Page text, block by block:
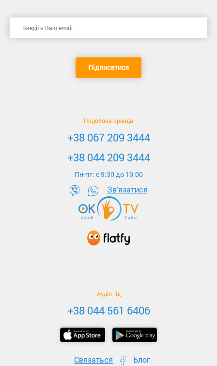
Підписатися
Подобова оренда
+38 067 209 3444
+38 044 209 3444
Пн-пт: c 9:30 до 19:00
Зв'язатися
Аудіо гід
+38 044 561 6406
Связаться Блог